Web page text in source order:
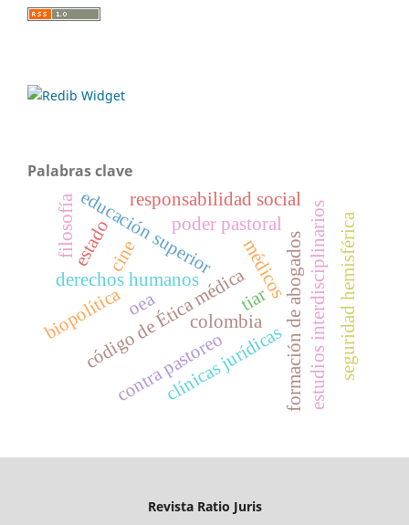
Palabras clave
derechos humanos médicos
código de Ética médica
colombia
educación superior formación de abogadosestudios interdisciplinarios
clínicas jurídicas seguridad hemisférica
tiar
oea
poder pastoral
contra pastoreo
estado
biopolítica
filosofía responsabilidad social
cine
Revista Ratio Juris